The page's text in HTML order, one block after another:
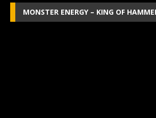
MONSTER ENERGY – KING OF